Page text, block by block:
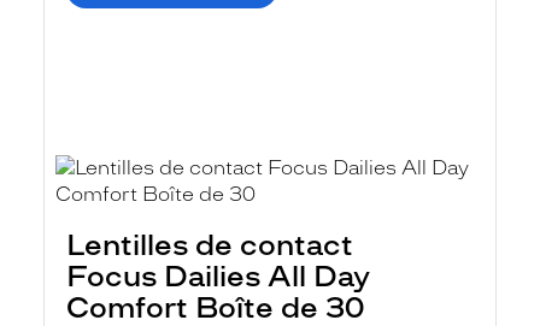
Lentilles de contact
Focus Dailies All Day
Comfort Boîte de 30